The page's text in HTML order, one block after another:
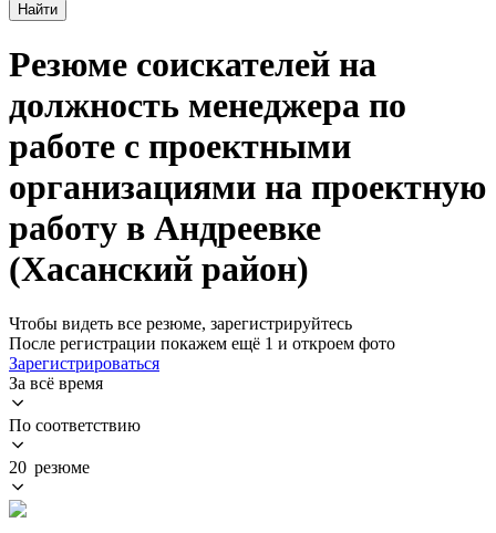
Найти
Резюме соискателей на
должность менеджера по
работе с проектными
организациями на проектную
работу в Андреевке
(Хасанский район)
Чтобы видеть все резюме, зарегистрируйтесь
После регистрации покажем ещё 1 и откроем фото
Зарегистрироваться
За всё время
По соответствию
20 резюме